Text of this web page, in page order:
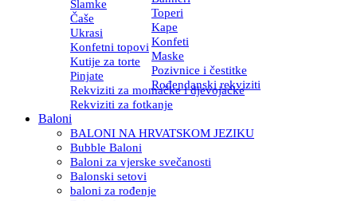
Slamke
Čaše
Toperi
Ukrasi
Kape
Konfetni topovi Konfeti
Kutije za torte
Maske
Pinjate
Pozivnice i čestitke
Rekviziti za momačke i djevojačke
Rođendanski rekviziti
Rekviziti za fotkanje
Baloni
BALONI NA HRVATSKOM JEZIKU
Bubble Baloni
Baloni za vjerske svečanosti
Balonski setovi
baloni za rođenje